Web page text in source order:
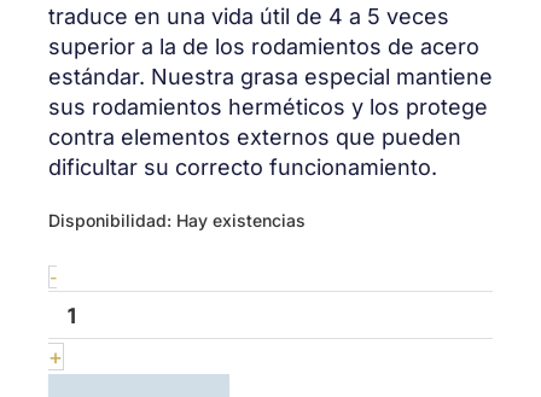
traduce en una vida útil de 4 a 5 veces
superior a la de los rodamientos de acero
estándar. Nuestra grasa especial mantiene
sus rodamientos herméticos y los protege
contra elementos externos que pueden
dificultar su correcto funcionamiento.
Disponibilidad: Hay existencias
-
Wheel
kit
Mavic
cantidad
+